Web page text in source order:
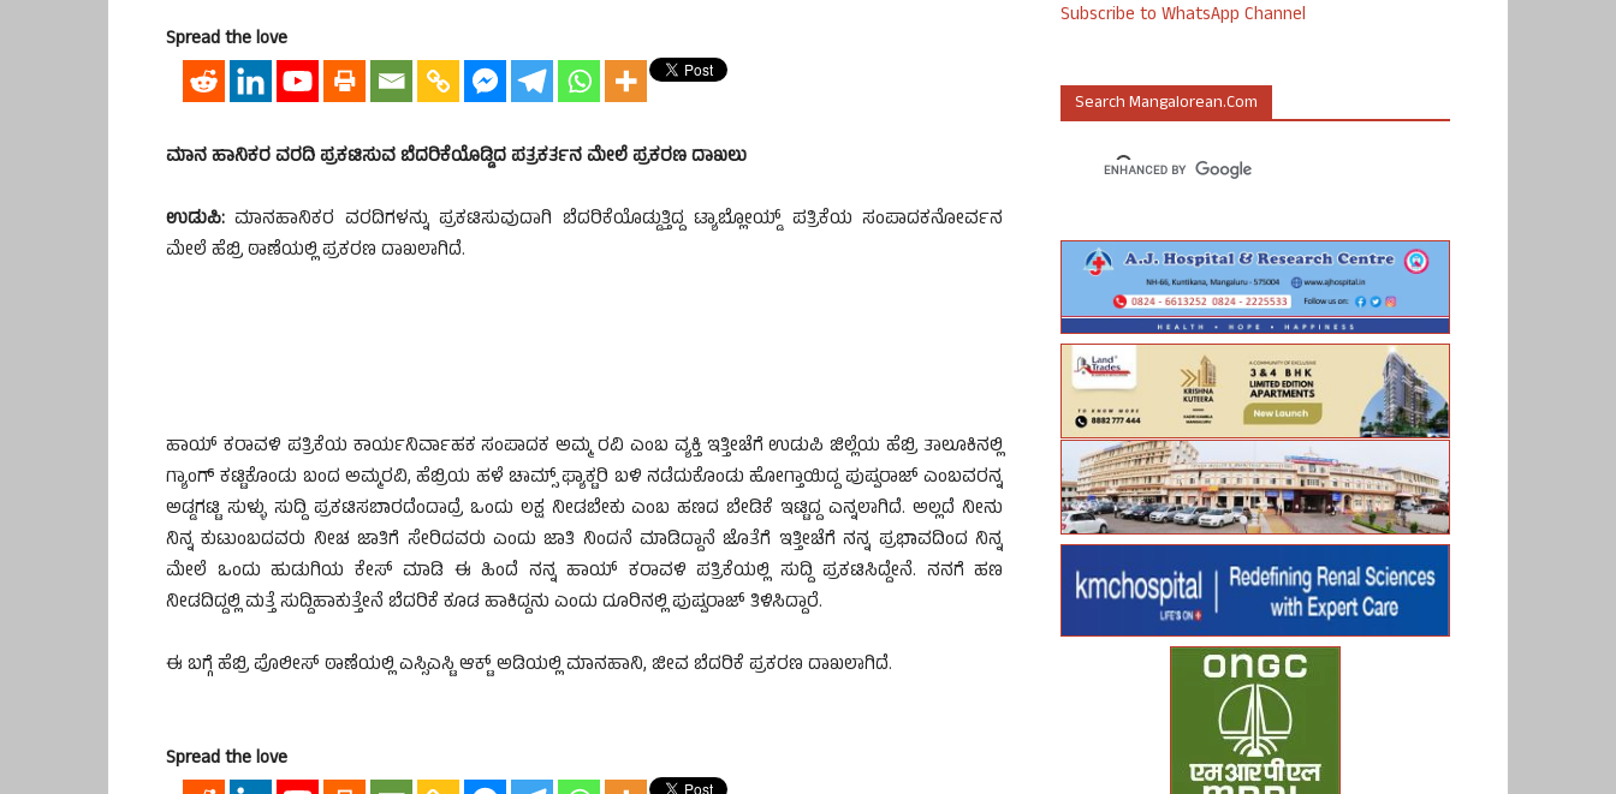
Spread the love
ಮಾನ ಹಾನಿಕರ ವರದಿ ಪ್ರಕಟಿಸುವ ಬೆದರಿಕೆಯೊಡ್ಡಿದ ಪತ್ರಕರ್ತನ ಮೇಲೆ ಪ್ರಕರಣ ದಾಖಲು
ಉಡುಪಿ: ಮಾನಹಾನಿಕರ ವರದಿಗಳನ್ನು ಪ್ರಕಟಿಸುವುದಾಗಿ ಬೆದರಿಕೆಯೊಡ್ಡುತ್ತಿದ್ದ ಟ್ಯಾಬ್ಲೋಯ್ಡ್ ಪತ್ರಿಕೆಯ ಸಂಪಾದಕನೋರ್ವನ
ಮೇಲೆ ಹೆಬ್ರಿ ಠಾಣೆಯಲ್ಲಿ ಪ್ರಕರಣ ದಾಖಲಾಗಿದೆ.
ಹಾಯ್ ಕರಾವಳಿ ಪತ್ರಿಕೆಯ ಕಾರ್ಯನಿರ್ವಾಹಕ ಸಂಪಾದಕ ಅಮ್ಮ ರವಿ ಎಂಬ ವ್ಯಕ್ತಿ ಇತ್ತೀಚೆಗೆ ಉಡುಪಿ ಜಿಲ್ಲೆಯ ಹೆಬ್ರಿ ತಾಲೂಕಿನಲ್ಲಿ
ಗ್ಯಾಂಗ್ ಕಟ್ಟಿಕೊಂಡು ಬಂದ ಅಮ್ಮರವಿ, ಹೆಬ್ರಿಯ ಹಳೆ ಚಾಮ್ಸ್ ಫ್ಯಾಕ್ಟರಿ ಬಳಿ ನಡೆದುಕೊಂಡು ಹೋಗ್ತಾಯಿದ್ದ ಪುಷ್ಪರಾಜ್ ಎಂಬವರನ್ನ
ಅಡ್ಡಗಟ್ಟಿ ಸುಳ್ಳು ಸುದ್ದಿ ಪ್ರಕಟಿಸಬಾರದೆಂದಾದ್ರೆ ಒಂದು ಲಕ್ಷ ನೀಡಬೇಕು ಎಂಬ ಹಣದ ಬೇಡಿಕೆ ಇಟ್ಟಿದ್ದ ಎನ್ನಲಾಗಿದೆ. ಅಲ್ಲದೆ ನೀನು
ನಿನ್ನ ಕುಟುಂಬದವರು ನೀಚ ಜಾತಿಗೆ ಸೇರಿದವರು ಎಂದು ಜಾತಿ ನಿಂದನೆ ಮಾಡಿದ್ದಾನೆ ಜೊತೆಗೆ ಇತ್ತೀಚೆಗೆ ನನ್ನ ಪ್ರಭಾವದಿಂದ ನಿನ್ನ
ಮೇಲೆ ಒಂದು ಹುಡುಗಿಯ ಕೇಸ್ ಮಾಡಿ ಈ ಹಿಂದೆ ನನ್ನ ಹಾಯ್ ಕರಾವಳಿ ಪತ್ರಿಕೆಯಲ್ಲಿ ಸುದ್ದಿ ಪ್ರಕಟಿಸಿದ್ದೇನೆ. ನನಗೆ ಹಣ
ನೀಡದಿದ್ದಲ್ಲಿ ಮತ್ತೆ ಸುದ್ದಿಹಾಕುತ್ತೇನೆ ಬೆದರಿಕೆ ಕೂಡ ಹಾಕಿದ್ದನು ಎಂದು ದೂರಿನಲ್ಲಿ ಪುಷ್ಪರಾಜ್ ತಿಳಿಸಿದ್ದಾರೆ.
ಈ ಬಗ್ಗೆ ಹೆಬ್ರಿ ಪೊಲೀಸ್ ಠಾಣೆಯಲ್ಲಿ ಎಸ್ಸಿಎಸ್ಟಿ ಆಕ್ಟ್ ಅಡಿಯಲ್ಲಿ ಮಾನಹಾನಿ, ಜೀವ ಬೆದರಿಕೆ ಪ್ರಕರಣ ದಾಖಲಾಗಿದೆ.
Spread the love
Subscribe to WhatsApp Channel
Search Mangalorean.com